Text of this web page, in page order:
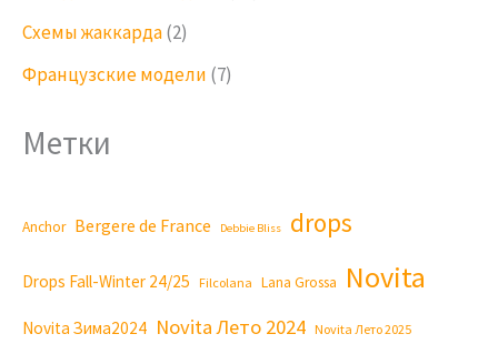
Схемы жаккарда(2)
Французские модели (7)
Метки
Anchor Bergere de France Debbie Bliss drops
Drops Fall-Winter 24/25 Filcolana Lana Grossa Novita
Novita Зима2024 Novita Лето 2024 Novita Лето 2025